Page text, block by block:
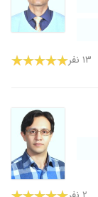
۱۳ نفر